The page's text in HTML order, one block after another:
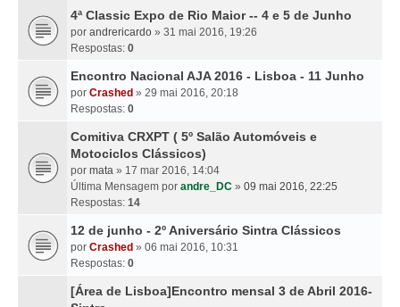
4ª Classic Expo de Rio Maior -- 4 e 5 de Junho
por andrericardo » 31 mai 2016, 19:26
Respostas: 0
Encontro Nacional AJA 2016 - Lisboa - 11 Junho
por Crashed » 29 mai 2016, 20:18
Respostas: 0
Comitiva CRXPT ( 5º Salão Automóveis e
Motociclos Clássicos)
por mata » 17 mar 2016, 14:04
Última Mensagem por andre_DC » 09 mai 2016, 22:25
Respostas: 14
12 de junho - 2º Aniversário Sintra Clássicos
por Crashed » 06 mai 2016, 10:31
Respostas: 0
[Área de Lisboa]Encontro mensal 3 de Abril 2016-